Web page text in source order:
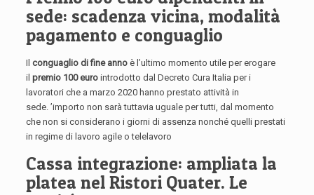
sede: scadenza vicina, modalità
pagamento e conguaglio
Ilconguaglio di fine anno è l’ultimo momento utile per erogare
ilpremio 100 euro introdotto dal Decreto Cura Italia per i
lavoratori che a marzo 2020 hanno prestato attività in
sede. ’importo non sarà tuttavia uguale per tutti, dal momento
che non si considerano i giorni di assenza nonché quelli prestati
in regime di lavoro agile o telelavoro
Cassa integrazione: ampliata la
platea nel Ristori Quater. Le